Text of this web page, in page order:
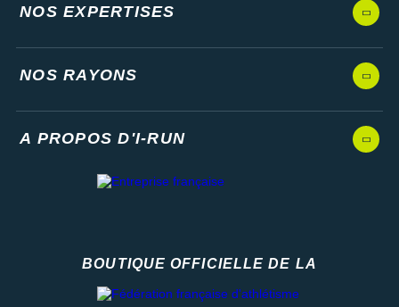
NOS EXPERTISES
NOS RAYONS
A PROPOS D'I-RUN
BOUTIQUE OFFICIELLE DE LA